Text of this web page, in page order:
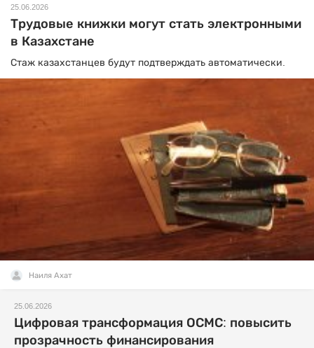
25.06.2026
Трудовые книжки могут стать электронными
в Казахстане
Стаж казахстанцев будут подтверждать автоматически.
Наиля Ахат
25.06.2026
Цифровая трансформация ОСМС: повысить
прозрачность финансирования